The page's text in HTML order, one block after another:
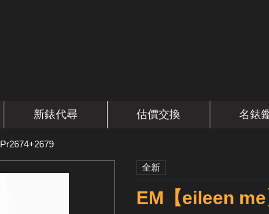
新錶代尋 估價交換 名錶
Pr2674+2679
全新
EM【eileen